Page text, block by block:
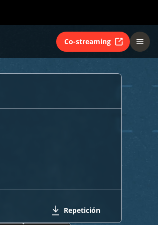
Co-streaming
Repetición